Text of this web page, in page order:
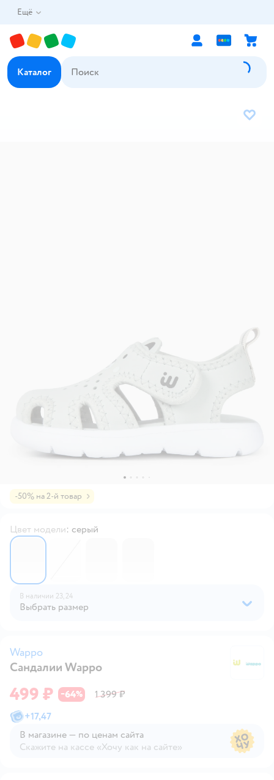
Ещё
Каталог
В
-50% на 2-й товар
Цвет модели: серый
6559031
В наличии 23, 24
Выбрать размер
Wappo
Сандалии Wappo
499 ₽ −64%
1 399 ₽
+17,47
В магазине — по ценам сайта
Скажите на кассе «Хочу как на сайте»